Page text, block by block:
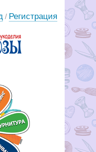
/ Регистрация